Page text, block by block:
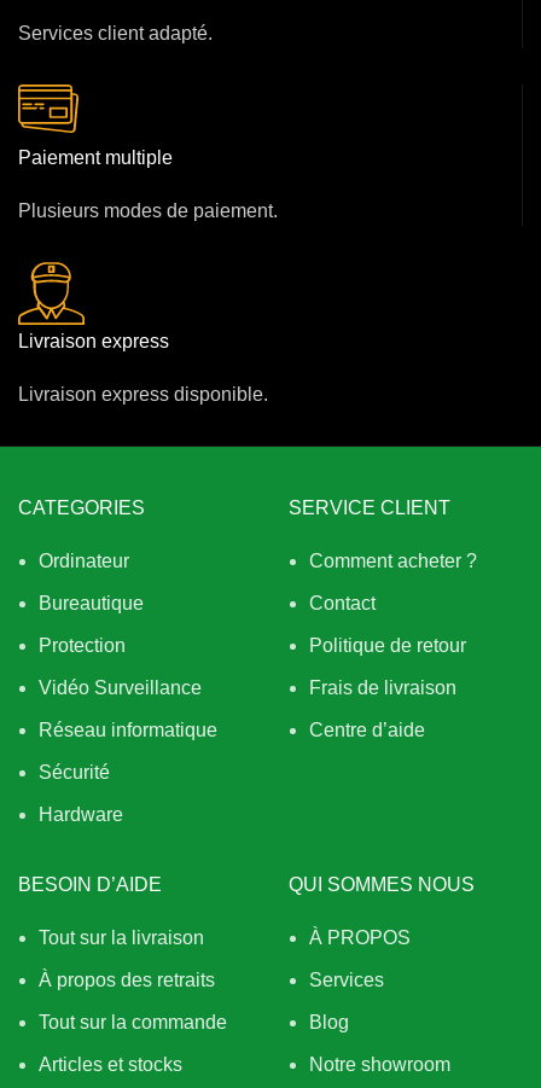
Services client adapté.
Paiement multiple
Plusieurs modes de paiement.
Livraison express
Livraison express disponible.
CATEGORIES
Ordinateur
Bureautique
Protection
Vidéo Surveillance
Réseau informatique
Sécurité
Hardware
SERVICE CLIENT
Comment acheter ?
Contact
Politique de retour
Frais de livraison
Centre d’aide
BESOIN D’AIDE
Tout sur la livraison
À propos des retraits
Tout sur la commande
Articles et stocks
QUI SOMMES NOUS
À PROPOS
Services
Blog
Notre showroom